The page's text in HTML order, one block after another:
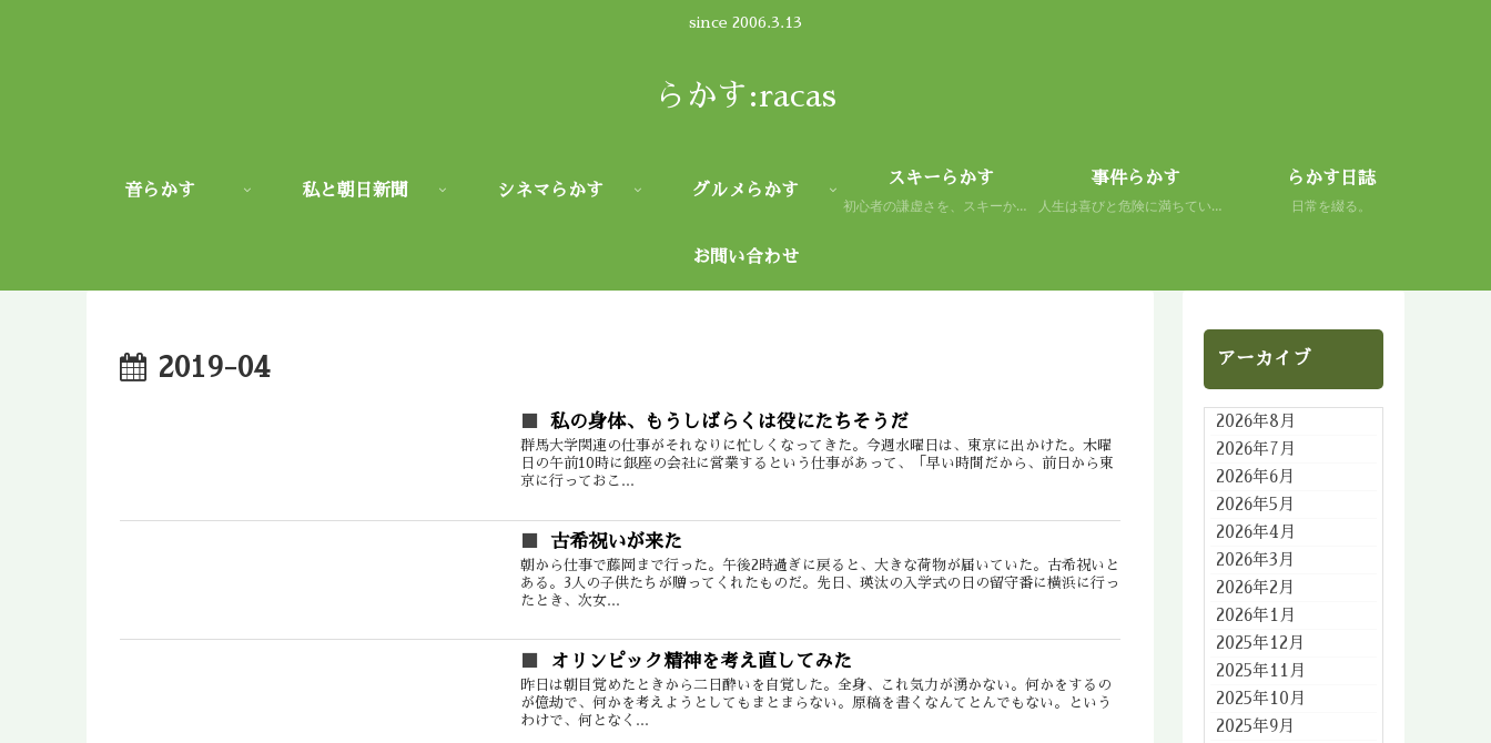
since 2006.3.13
らかす:racas
音らかす 私と朝日新聞 シネマらかす グルメらかす
スキーらかす
初心者の謙虚さを、スキーから学ぶ。 人生もまた然り。
事件らかす
人生は喜びと危険に満ちている。 だから面白い。
らかす日誌
日常を綴る。
お問い合わせ
2019-04
私の身体、もうしばらくは役にたちそうだ
群馬大学関連の仕事がそれなりに忙しくなってきた。今週水曜日は、東京に出かけた。木曜
日の午前10時に銀座の会社に営業するという仕事があって、「早い時間だから、前日から東
京に行っておこ...
古希祝いが来た
朝から仕事で藤岡まで行った。午後2時過ぎに戻ると、大きな荷物が届いていた。古希祝いと
ある。3人の子供たちが贈ってくれたものだ。先日、瑛汰の入学式の日の留守番に横浜に行っ
たとき、次女...
オリンピック精神を考え直してみた
昨日は朝目覚めたときから二日酔いを自覚した。全身、これ気力が湧かない。何かをするの
が億劫で、何かを考えようとしてもまとまらない。原稿を書くなんてとんでもない。という
わけで、何となく...
アーカイブ
2026年8月
2026年7月
2026年6月
2026年5月
2026年4月
2026年3月
2026年2月
2026年1月
2025年12月
2025年11月
2025年10月
2025年9月